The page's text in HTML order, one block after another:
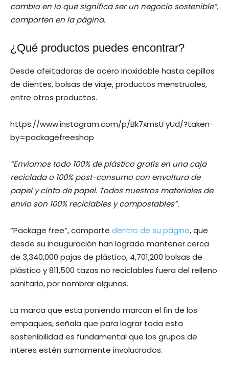
cambio en lo que significa ser un negocio sostenible”,
comparten en la página.
¿Qué productos puedes encontrar?
Desde afeitadoras de acero inoxidable hasta cepillos
de dientes, bolsas de viaje, productos menstruales,
entre otros productos.
https://www.instagram.com/p/Bk7xmstFyUd/?taken-
by=packagefreeshop
“Enviamos todo 100% de plástico gratis en una caja
reciclada o 100% post-consumo con envoltura de
papel y cinta de papel. Todos nuestros materiales de
envío son 100% reciclables y compostables”.
“Package free”, comparte dentro de su página, que
desde su inauguración han logrado mantener cerca
de 3,340,000 pajas de plástico, 4,701,200 bolsas de
plástico y 811,500 tazas no reciclables fuera del relleno
sanitario, por nombrar algunas.
La marca que esta poniendo marcan el fin de los
empaques, señala que para lograr toda esta
sostenibilidad es fundamental que los grupos de
interes estén sumamente involucrados.